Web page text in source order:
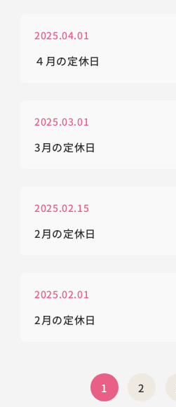
2025.04.01
４月の定休日
2025.03.01
3月の定休日
2025.02.15
2月の定休日
2025.02.01
2月の定休日
1 2